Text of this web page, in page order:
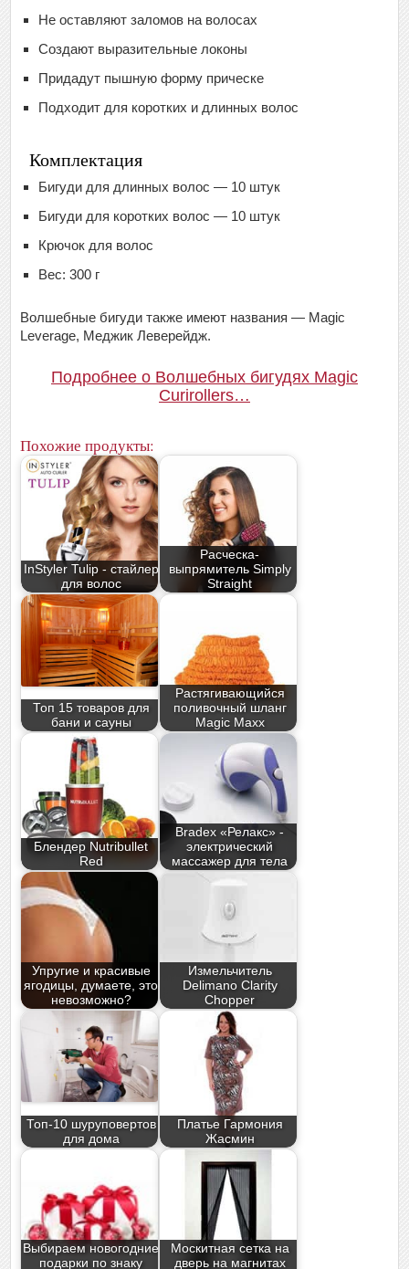
Не оставляют заломов на волосах
Создают выразительные локоны
Придадут пышную форму прическе
Подходит для коротких и длинных волос
Комплектация
Бигуди для длинных волос — 10 штук
Бигуди для коротких волос — 10 штук
Крючок для волос
Вес: 300 г
Волшебные бигуди также имеют названия — Magic
Leverage, Меджик Леверейдж.
Подробнее о Волшебных бигудях Magic
Curirollers…
Похожие продукты:
InStyler Tulip - стайлер
для волос
Расческа-
выпрямитель Simply
Straight
Топ 15 товаров для
бани и сауны
Растягивающийся
поливочный шланг
Magic Maxx
Блендер Nutribullet
Red
Bradex «Релакс» -
электрический
массажер для тела
Упругие и красивые
ягодицы, думаете, это
невозможно?
Измельчитель
Delimano Clarity
Chopper
Топ-10 шуруповертов
для дома
Платье Гармония
Жасмин
Выбираем новогодние
подарки по знаку
Москитная сетка на
дверь на магнитах